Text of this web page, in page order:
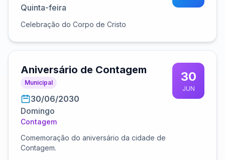
Quinta-feira
Celebração do Corpo de Cristo
Aniversário de Contagem
Municipal
30/06/2030
Domingo
Contagem
Comemoração do aniversário da cidade de
Contagem.
30
JUN